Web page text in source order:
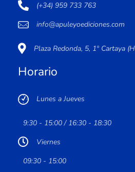
(+34) 959 733 763
info@apuleyoediciones.com
Plaza Redonda, 5, 1º Cartaya
Horario
Lunes a Jueves
9:30 - 15:00 / 16:30 - 18:30
Viernes
09:30 - 15:00